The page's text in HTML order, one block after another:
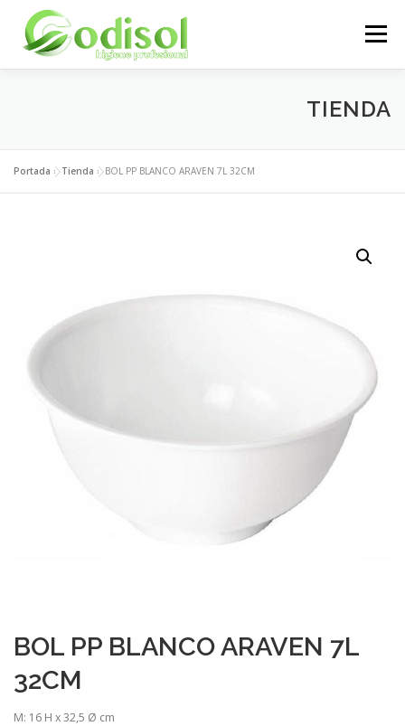
contenido
Menú
ÁREA CLIENTES CONTACTO
TIENDA
Portada »Tienda »BOL PP BLANCO ARAVEN 7L 32CM
BOL PP BLANCO ARAVEN 7L
32CM
M: 16 H x 32,5 Ø cm